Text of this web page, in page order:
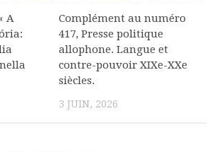
numéro PDF
numéro papier
A
Complément au numéro
417, Presse politique
allophone. Langue et
contre-pouvoir XIXe-XXe
siècles.
3 JUIN, 2026